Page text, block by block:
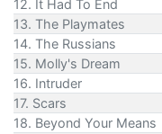
12. It Had To End
13. The Playmates
14. The Russians
15. Molly's Dream
16. Intruder
17. Scars
18. Beyond Your Means